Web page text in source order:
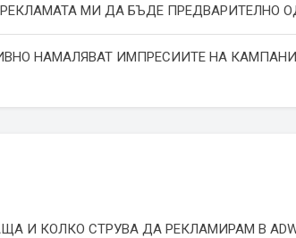
МИ ДА БЪДЕ ПРЕДВАРИТЕЛНО
НАМАЛЯВАТ ИМПРЕСИИТЕ НА
И КОЛКО СТРУВА ДА РЕКЛАМИРАМ В